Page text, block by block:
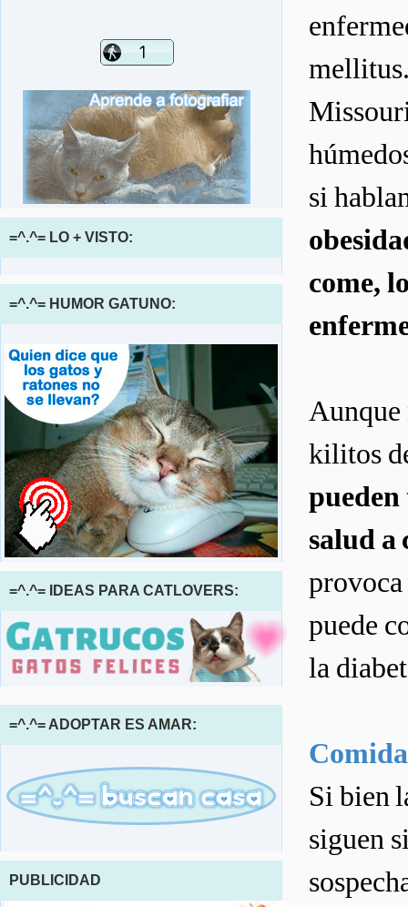
si
come,
Aunque
kilitos
pueden
salud a
puede
la
Si bien
siguen
=^.^= LO + VISTO:
=^.^= HUMOR GATUNO:
=^.^= IDEAS PARA CATLOVERS:
=^.^= ADOPTAR ES AMAR:
PUBLICIDAD